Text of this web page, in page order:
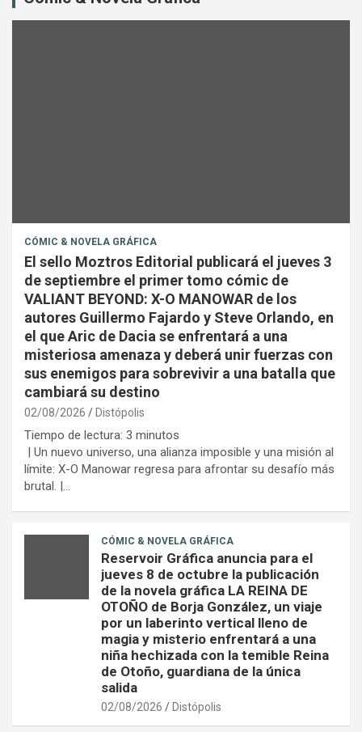
CÓMIC & NOVELA GRÁFICA
El sello Moztros Editorial publicará el jueves 3
de septiembre el primer tomo cómic de
VALIANT BEYOND: X-O MANOWAR de los
autores Guillermo Fajardo y Steve Orlando, en
el que Aric de Dacia se enfrentará a una
misteriosa amenaza y deberá unir fuerzas con
sus enemigos para sobrevivir a una batalla que
cambiará su destino
02/08/2026 Distópolis
Tiempo de lectura: 3 minutos
| Un nuevo universo, una alianza imposible y una misión al
límite: X-O Manowar regresa para afrontar su desafío más
brutal. |…
CÓMIC & NOVELA GRÁFICA
Reservoir Gráfica anuncia para el
jueves 8 de octubre la publicación
de la novela gráfica LA REINA DE
OTOÑO de Borja González, un viaje
por un laberinto vertical lleno de
magia y misterio enfrentará a una
niña hechizada con la temible Reina
de Otoño, guardiana de la única
salida
02/08/2026 Distópolis